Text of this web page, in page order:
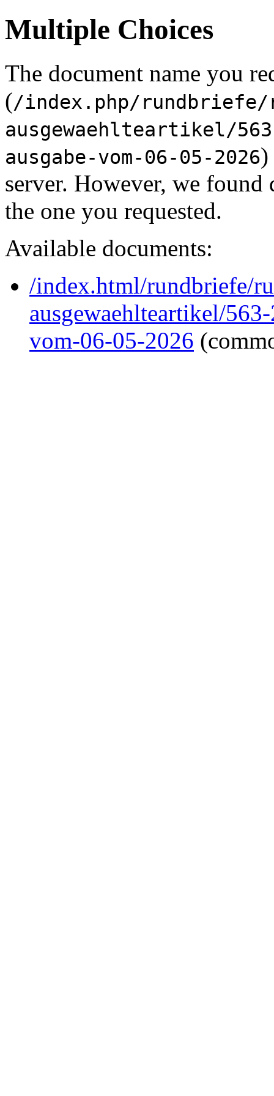
Multiple Choices
The document name you
(/index.php/rundbriefe/
ausgewaehlteartikel/
ausgabe-vom-06-05-2026)
server. However, we
the one you requested.
Available documents:
/index.html/rundbriefe/
ausgewaehlteartikel/
vom-06-05-2026